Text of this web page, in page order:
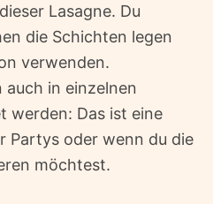
Lasagne. Du
die Schichten legen
verwenden.
auch in einzelnen
werden: Das ist eine
Partys oder wenn du die
möchtest.